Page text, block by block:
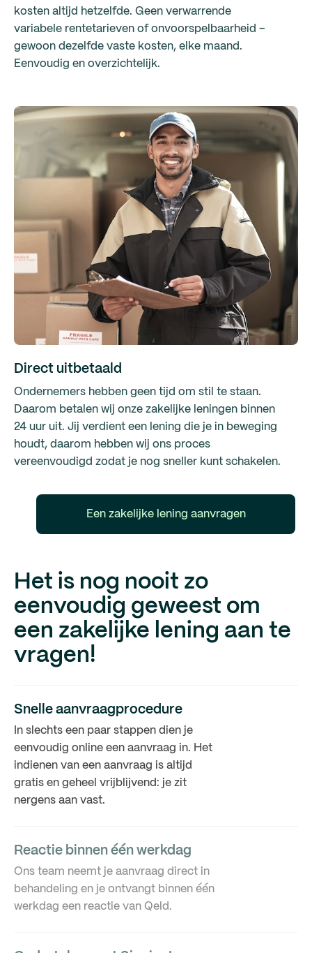
kosten altijd hetzelfde. Geen verwarrende
variabele rentetarieven of onvoorspelbaarheid –
gewoon dezelfde vaste kosten, elke maand.
Eenvoudig en overzichtelijk.
Direct uitbetaald
Ondernemers hebben geen tijd om stil te staan.
Daarom betalen wij onze zakelijke leningen binnen
24 uur uit. Jij verdient een lening die je in beweging
houdt, daarom hebben wij ons proces
vereenvoudigd zodat je nog sneller kunt schakelen.
Een zakelijke lening aanvragen
Het is nog nooit zo
eenvoudig geweest om
een zakelijke lening aan te
vragen!
Snelle aanvraagprocedure
In slechts een paar stappen dien je
eenvoudig online een aanvraag in. Het
indienen van een aanvraag is altijd
gratis en geheel vrijblijvend: je zit
nergens aan vast.
Reactie binnen één werkdag
Ons team neemt je aanvraag direct in
behandeling en je ontvangt binnen één
werkdag een reactie van Qeld.